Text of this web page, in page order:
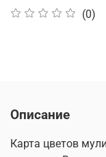
(0)
Описание
Карта цветов